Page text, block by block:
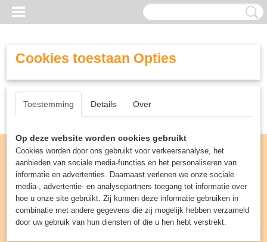
Inloggen Registreren
UW WINKELWAGEN
(0)
Cookies toestaan Opties
Toestemming Details Over
Op deze website worden cookies gebruikt
Cookies worden door ons gebruikt voor verkeersanalyse, het
aanbieden van sociale media-functies en het personaliseren van
informatie en advertenties. Daarnaast verlenen we onze sociale
media-, advertentie- en analysepartners toegang tot informatie over
hoe u onze site gebruikt. Zij kunnen deze informatie gebruiken in
combinatie met andere gegevens die zij mogelijk hebben verzameld
door uw gebruik van hun diensten of die u hen hebt verstrekt.